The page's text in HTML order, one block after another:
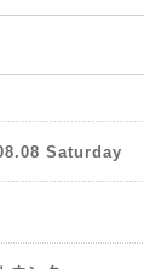
Saturday